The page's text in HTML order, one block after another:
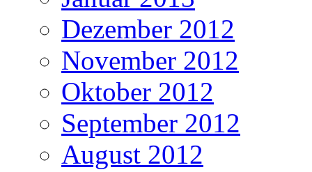
Dezember 2012
November 2012
Oktober 2012
September 2012
August 2012